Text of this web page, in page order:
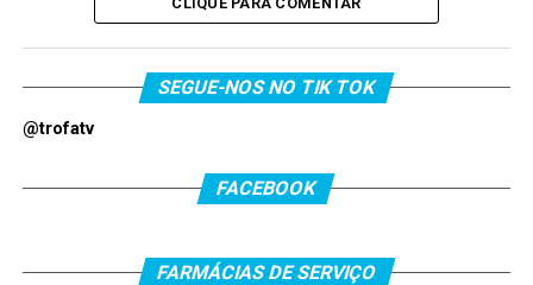
SEGUE-NOS NO TIK TOK
@trofatv
FACEBOOK
FARMÁCIAS DE SERVIÇO